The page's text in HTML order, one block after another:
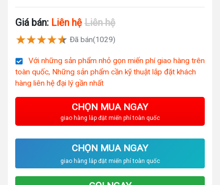
Giá bán: Liên hệ Liên hệ
Đã bán(1029)
Với những sản phẩm nhỏ gọn miến phí giao hàng trên
toàn quốc, Những sản phẩm cần kỹ thuật lắp đặt khách
hàng liên hệ đại lý gần nhất
CHỌN MUA NGAY
giao hàng lắp đặt miến phí toàn quốc
CHỌN MUA NGAY
giao hàng lắp đặt miến phí toàn quốc